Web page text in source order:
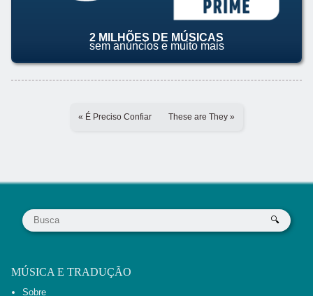
2 MILHÕES DE MÚSICAS
sem anúncios e muito mais
« É Preciso Confiar These are They »
MÚSICA E TRADUÇÃO
Sobre